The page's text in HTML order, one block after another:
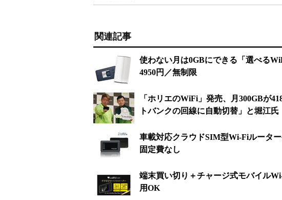
関連記事
使わない月は0GBにできる「選べる
4950円／無制限
「ホリエのWiFi」発売、月300GBが
トバンクの回線に自動切替」と堀江氏
車載対応クラウドSIM型Wi-Fiルータ
固定費なし
端末買い切り＋チャージ式モバイル
用OK